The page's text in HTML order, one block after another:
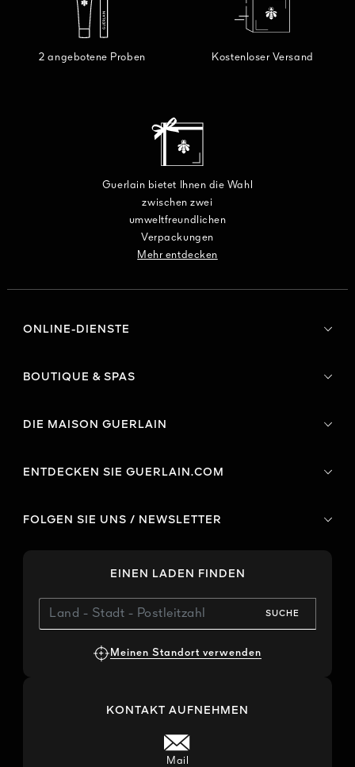
2 angebotene Proben Kostenloser Versand
Guerlain bietet Ihnen die Wahl
zwischen zwei
umweltfreundlichen
Verpackungen
Mehr entdecken
ONLINE-DIENSTE
BOUTIQUE & SPAS
DIE MAISON GUERLAIN
ENTDECKEN SIE GUERLAIN.COM
FOLGEN SIE UNS / NEWSLETTER
EINEN LADEN FINDEN
SUCHE
Meinen Standort verwenden
KONTAKT AUFNEHMEN
Mail